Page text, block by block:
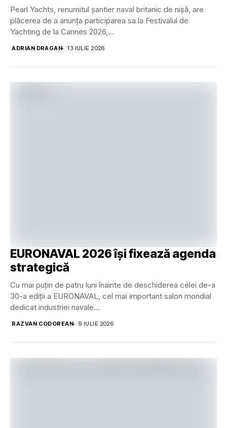
Pearl Yachts, renumitul șantier naval britanic de nișă, are
plăcerea de a anunța participarea sa la Festivalul de
Yachting de la Cannes 2026,...
ADRIAN DRAGAN 13 IULIE 2026
EURONAVAL 2026 își fixează agenda
strategică
Cu mai puțin de patru luni înainte de deschiderea celei de-a
30-a ediții a EURONAVAL, cel mai important salon mondial
dedicat industriei navale...
RAZVAN CODOREAN 9 IULIE 2026